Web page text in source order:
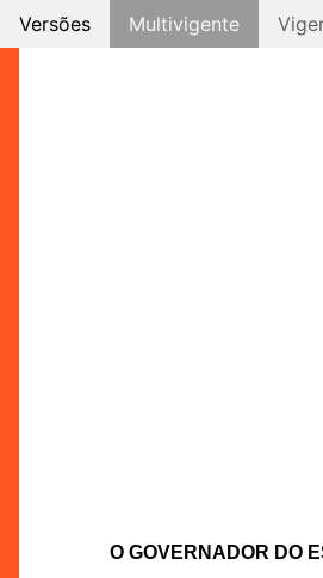
Versões Multivigente
O GOVERNADOR DO